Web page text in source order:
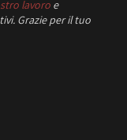
lavoro e
Grazie per il tuo